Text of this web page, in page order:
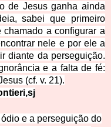
de Jesus ganha ainda
sabei que primeiro
chamado a configurar a
nele e por ele a
diante da perseguição.
e a falta de fé:
(cf. v. 21).
e a perseguição do